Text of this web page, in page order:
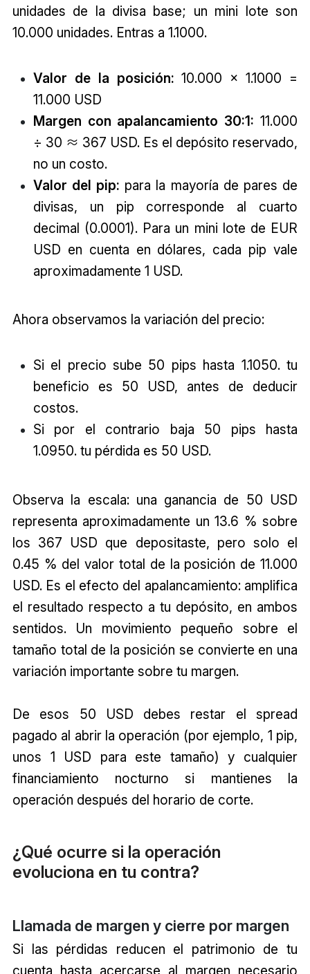
unidades de la divisa base; un mini lote son
10.000 unidades. Entras a 1.1000.
Valor de la posición: 10.000 × 1.1000 =
11.000 USD
Margen con apalancamiento 30:1: 11.000
÷ 30 ≈ 367 USD. Es el depósito reservado,
no un costo.
Valor del pip: para la mayoría de pares de
divisas, un pip corresponde al cuarto
decimal (0.0001). Para un mini lote de EUR
USD en cuenta en dólares, cada pip vale
aproximadamente 1 USD.
Ahora observamos la variación del precio:
Si el precio sube 50 pips hasta 1.1050. tu
beneficio es 50 USD, antes de deducir
costos.
Si por el contrario baja 50 pips hasta
1.0950. tu pérdida es 50 USD.
Observa la escala: una ganancia de 50 USD
representa aproximadamente un 13.6 % sobre
los 367 USD que depositaste, pero solo el
0.45 % del valor total de la posición de 11.000
USD. Es el efecto del apalancamiento: amplifica
el resultado respecto a tu depósito, en ambos
sentidos. Un movimiento pequeño sobre el
tamaño total de la posición se convierte en una
variación importante sobre tu margen.
De esos 50 USD debes restar el spread
pagado al abrir la operación (por ejemplo, 1 pip,
unos 1 USD para este tamaño) y cualquier
financiamiento nocturno si mantienes la
operación después del horario de corte.
¿Qué ocurre si la operación
evoluciona en tu contra?
Llamada de margen y cierre por margen
Si las pérdidas reducen el patrimonio de tu